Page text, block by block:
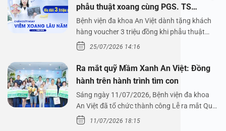
phẫu thuật xoang cùng PGS. TS
Nguyễn Thị Hoài An
Bệnh viện đa khoa An Việt dành tặng khách
hàng voucher 3 triệu đồng khi phẫu thuật
xoang cùng PGS.…
25/07/2026 14:16
Ra mắt quỹ Mầm Xanh An Việt: Đồng
hành trên hành trình tìm con
Sáng ngày 11/07/2026, Bệnh viện đa khoa
An Việt đã tổ chức thành công Lễ ra mắt Quỹ
Mầm Xanh…
11/07/2026 18:15